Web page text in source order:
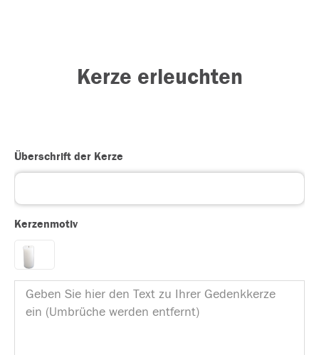
Kerze erleuchten
Überschrift der Kerze
Kerzenmotiv